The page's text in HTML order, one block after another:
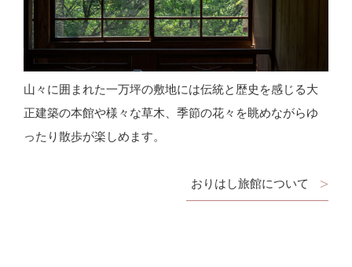
山々に囲まれた一万坪の敷地には伝統と歴史を感じる大
正建築の本館や様々な草木、季節の花々を眺めながらゆ
ったり散歩が楽しめます。
おりはし旅館について